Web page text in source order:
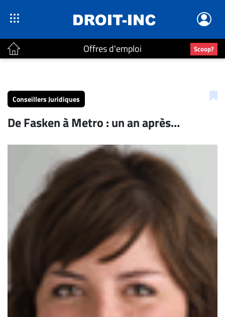
Offres d'emploi Scoop?
Accueil
Continu
Conseillers
Juridiques
Campus
Carrière
Archives
EMPLOIS
Conseillers Juridiques
De Fasken à Metro : un an après…